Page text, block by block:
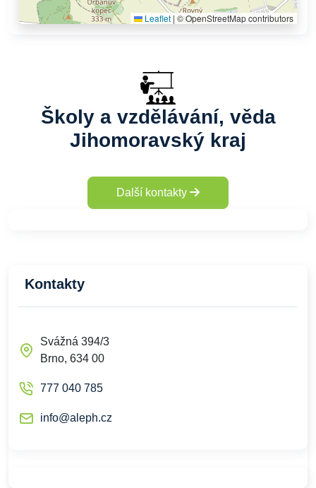
Leaflet | © OpenStreetMap contributors
Školy a vzdělávání, věda
Jihomoravský kraj
Další kontakty
Kontakty
Svážná 394/3
Brno, 634 00
777 040 785
info@aleph.cz